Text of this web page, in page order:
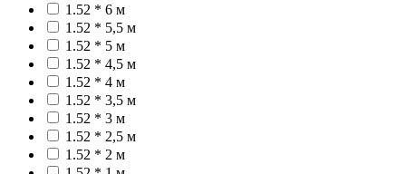
1.52 * 6 м
1.52 * 5,5 м
1.52 * 5 м
1.52 * 4,5 м
1.52 * 4 м
1.52 * 3,5 м
1.52 * 3 м
1.52 * 2,5 м
1.52 * 2 м